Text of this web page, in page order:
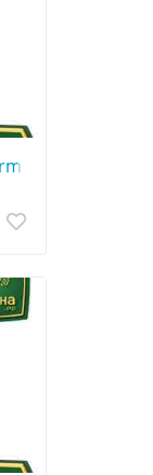
Service 12.50R15